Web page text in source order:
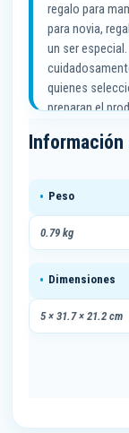
grande
cantidad
regalo para
para novia,
un ser
quienes
preparan el
Información
Peso
0.79 kg
Dimensiones
5 × 31.7 × 21.2 cm